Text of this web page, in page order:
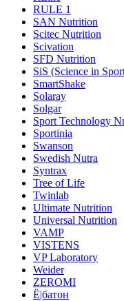
RULE 1
SAN Nutrition
Scitec Nutrition
Scivation
SFD Nutrition
SiS (Science in
SmartShake
Solaray
Solgar
Sport Technology
Sportinia
Swanson
Swedish Nutra
Syntrax
Tree of Life
Twinlab
Ultimate Nutrition
Universal Nutrition
VAMP
VISTENS
VP Laboratory
Weider
ZEROMI
Ё|батон